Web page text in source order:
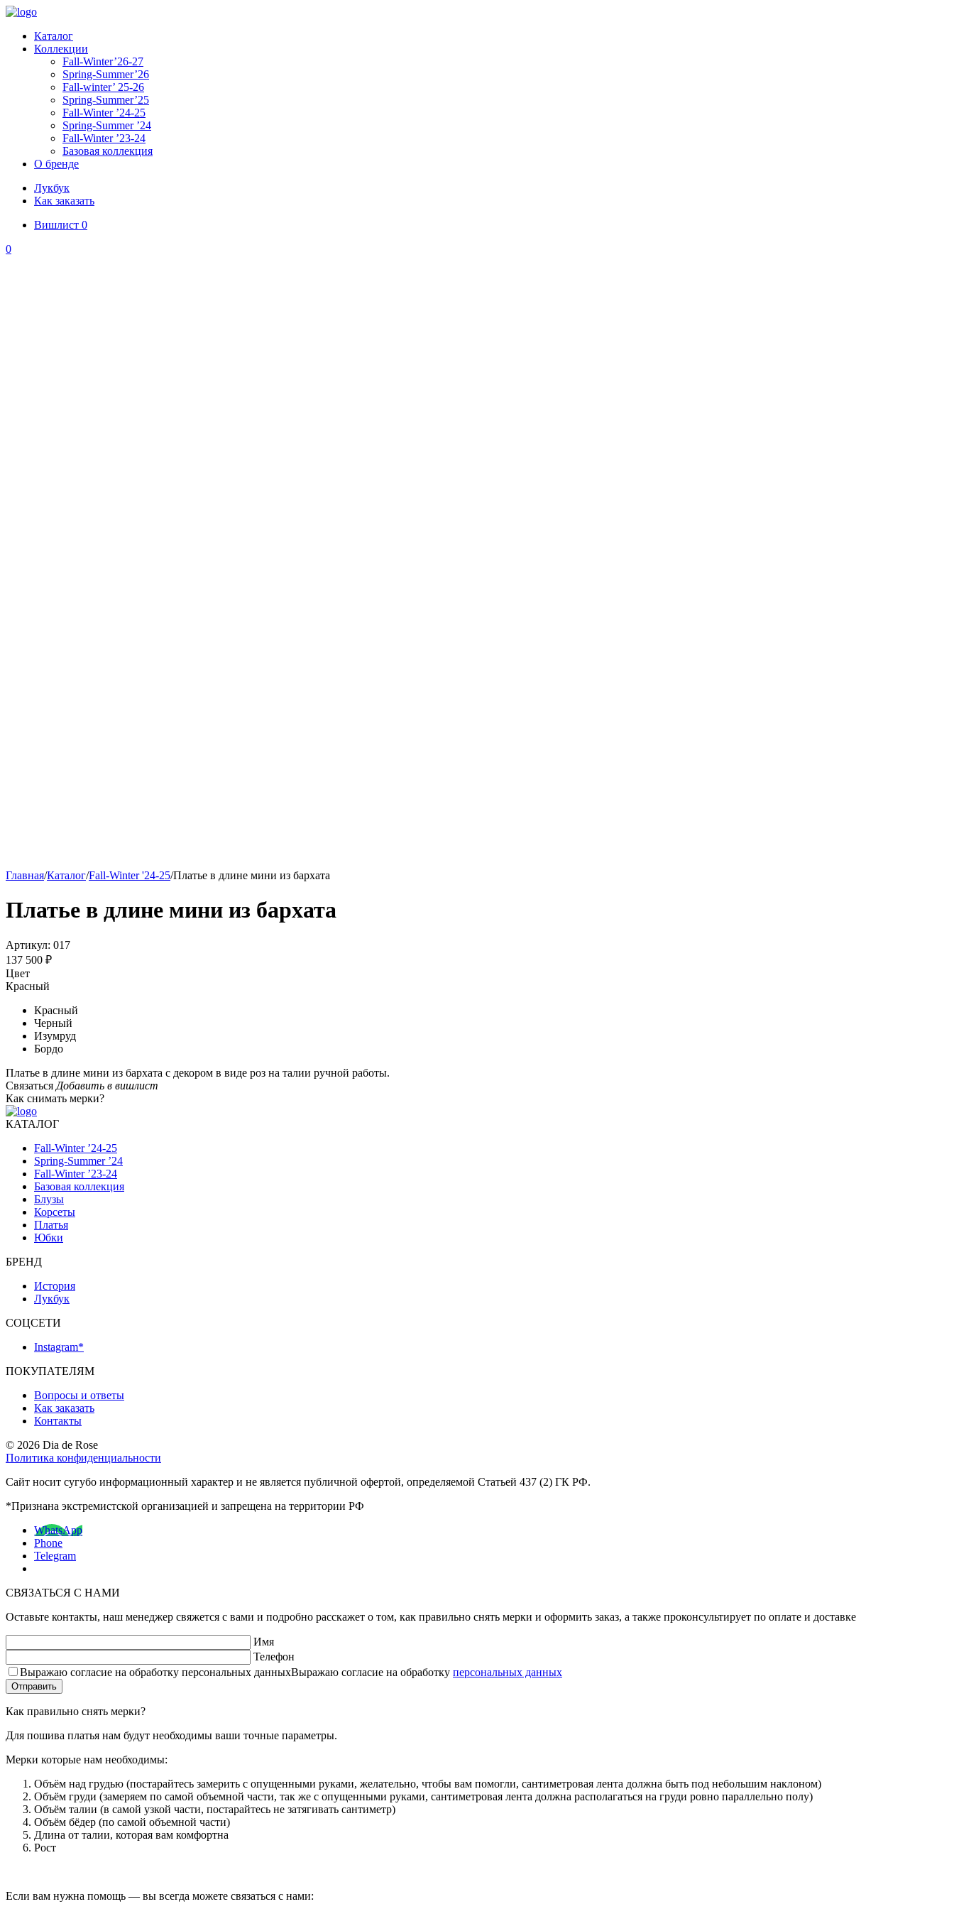
Каталог
Коллекции
Fall-Winter’26-27
Spring-Summer’26
Fall-winter’ 25-26
Spring-Summer’25
Fall-Winter ’24-25
Spring-Summer ’24
Fall-Winter ’23-24
Базовая коллекция
О бренде
Лукбук
Как заказать
Вишлист 0
0
Главная/Каталог/Fall-Winter '24-25/Платье в длине мини из бархата
Платье в длине мини из бархата
Артикул: 017
137 500 ₽
Цвет
Красный
Красный
Черный
Изумруд
Бордо
Платье в длине мини из бархата с декором в виде роз на талии ручной работы.
Связаться Добавить в вишлист
Как снимать мерки?
КАТАЛОГ
Fall-Winter ’24-25
Spring-Summer ’24
Fall-Winter ’23-24
Базовая коллекция
Блузы
Корсеты
Платья
Юбки
БРЕНД
История
Лукбук
СОЦСЕТИ
Instagram*
ПОКУПАТЕЛЯМ
Вопросы и ответы
Как заказать
Контакты
© 2026 Dia de Rose
Политика конфиденциальности
Сайт носит сугубо информационный характер и не является публичной офертой, определяемой Статьей 437 (2) ГК РФ.
*Признана экстремистской организацией и запрещена на территории РФ
WhatsApp
Phone
Telegram
СВЯЗАТЬСЯ С НАМИ
Оставьте контакты, наш менеджер свяжется с вами и подробно расскажет о том, как правильно снять мерки и оформить заказ, а также проконсультирует по оплате и доставке
Имя
Телефон
Выражаю согласие на обработку персональных данныхВыражаю согласие на обработку персональных данных
Как правильно снять мерки?
Для пошива платья нам будут необходимы ваши точные параметры.
Мерки которые нам необходимы:
Объём над грудью (постарайтесь замерить с опущенными руками, желательно, чтобы вам помогли, сантиметровая лента должна быть под небольшим наклоном)
Объём груди (замеряем по самой объемной части, так же с опущенными руками, сантиметровая лента должна располагаться на груди ровно параллельно полу)
Объём талии (в самой узкой части, постарайтесь не затягивать сантиметр)
Объём бёдер (по самой объемной части)
Длина от талии, которая вам комфортна
Рост
Если вам нужна помощь — вы всегда можете связаться с нами: